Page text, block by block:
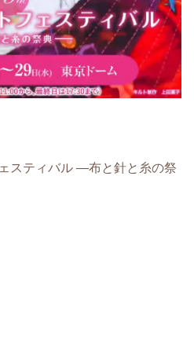
スティバル ―布と針と糸の祭